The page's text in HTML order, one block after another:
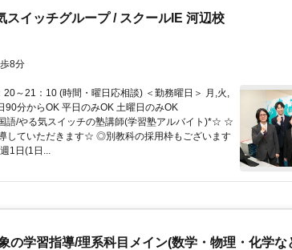
スイッチグループ / スクールIE 河辺校
8分
～21：10 (時間・曜日応相談) ＜勤務曜日＞ 月,火,
90分からOK 平日のみOK 土曜日のみOK
語/やる気スイッチの塾講師(学習塾アルバイト)*☆ ☆
していただきます☆ ◎別教科の採用枠もございます
1日(1日...
の学習指導/理系科目メイン(数学・物理・化学な